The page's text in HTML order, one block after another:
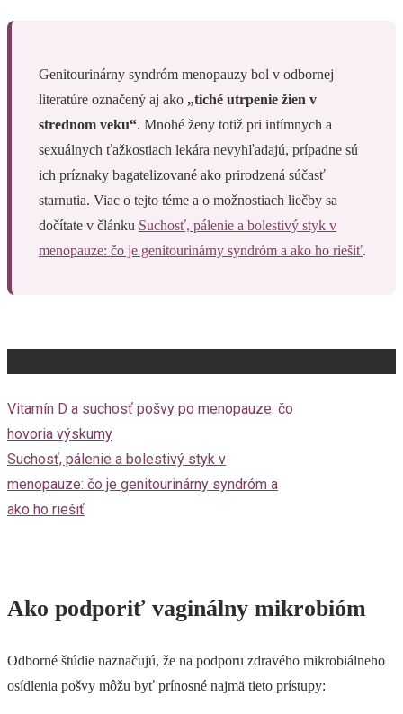
Genitourinárny syndróm menopauzy bol v odbornej
literatúre označený aj ako „tiché utrpenie žien v
strednom veku“. Mnohé ženy totiž pri intímnych a
sexuálnych ťažkostiach lekára nevyhľadajú, prípadne sú
ich príznaky bagatelizované ako prirodzená súčasť
starnutia. Viac o tejto téme a o možnostiach liečby sa
dočítate v článku Suchosť, pálenie a bolestivý styk v
menopauze: čo je genitourinárny syndróm a ako ho riešiť.
Vitamín D a suchosť pošvy po menopauze: čo
hovoria výskumy
Suchosť, pálenie a bolestivý styk v
menopauze: čo je genitourinárny syndróm a
ako ho riešiť
Ako podporiť vaginálny mikrobióm
Odborné štúdie naznačujú, že na podporu zdravého mikrobiálneho
osídlenia pošvy môžu byť prínosné najmä tieto prístupy: